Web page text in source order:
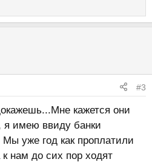
#3
кажется они
я имею ввиду банки
уже год как проплатили
нам до сих пор ходят